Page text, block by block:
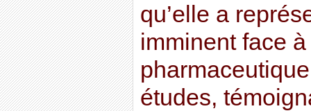
qu’elle a
imminent face à
études,